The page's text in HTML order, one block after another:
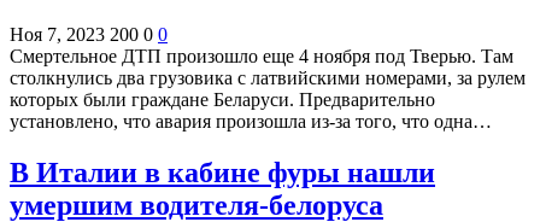
Ноя 7, 2023 200 0 0
Смертельное ДТП произошло еще 4 ноября под Тверью. Там
столкнулись два грузовика с латвийскими номерами, за рулем
которых были граждане Беларуси. Предварительно
установлено, что авария произошла из-за того, что одна…
В Италии в кабине фуры нашли
умершим водителя-белоруса